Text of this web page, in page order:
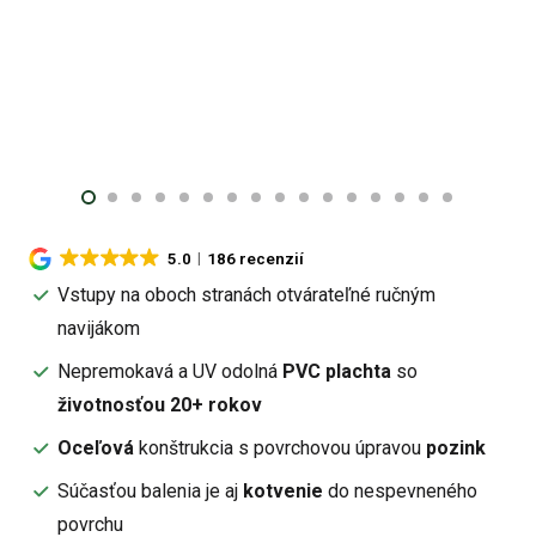
5.0 186 recenzií
Vstupy na oboch stranách otvárateľné ručným
navijákom
Nepremokavá a UV odolná PVC plachta so
životnosťou 20+ rokov
Oceľová konštrukcia s povrchovou úpravou pozink
Súčasťou balenia je aj kotvenie do nespevneného
povrchu